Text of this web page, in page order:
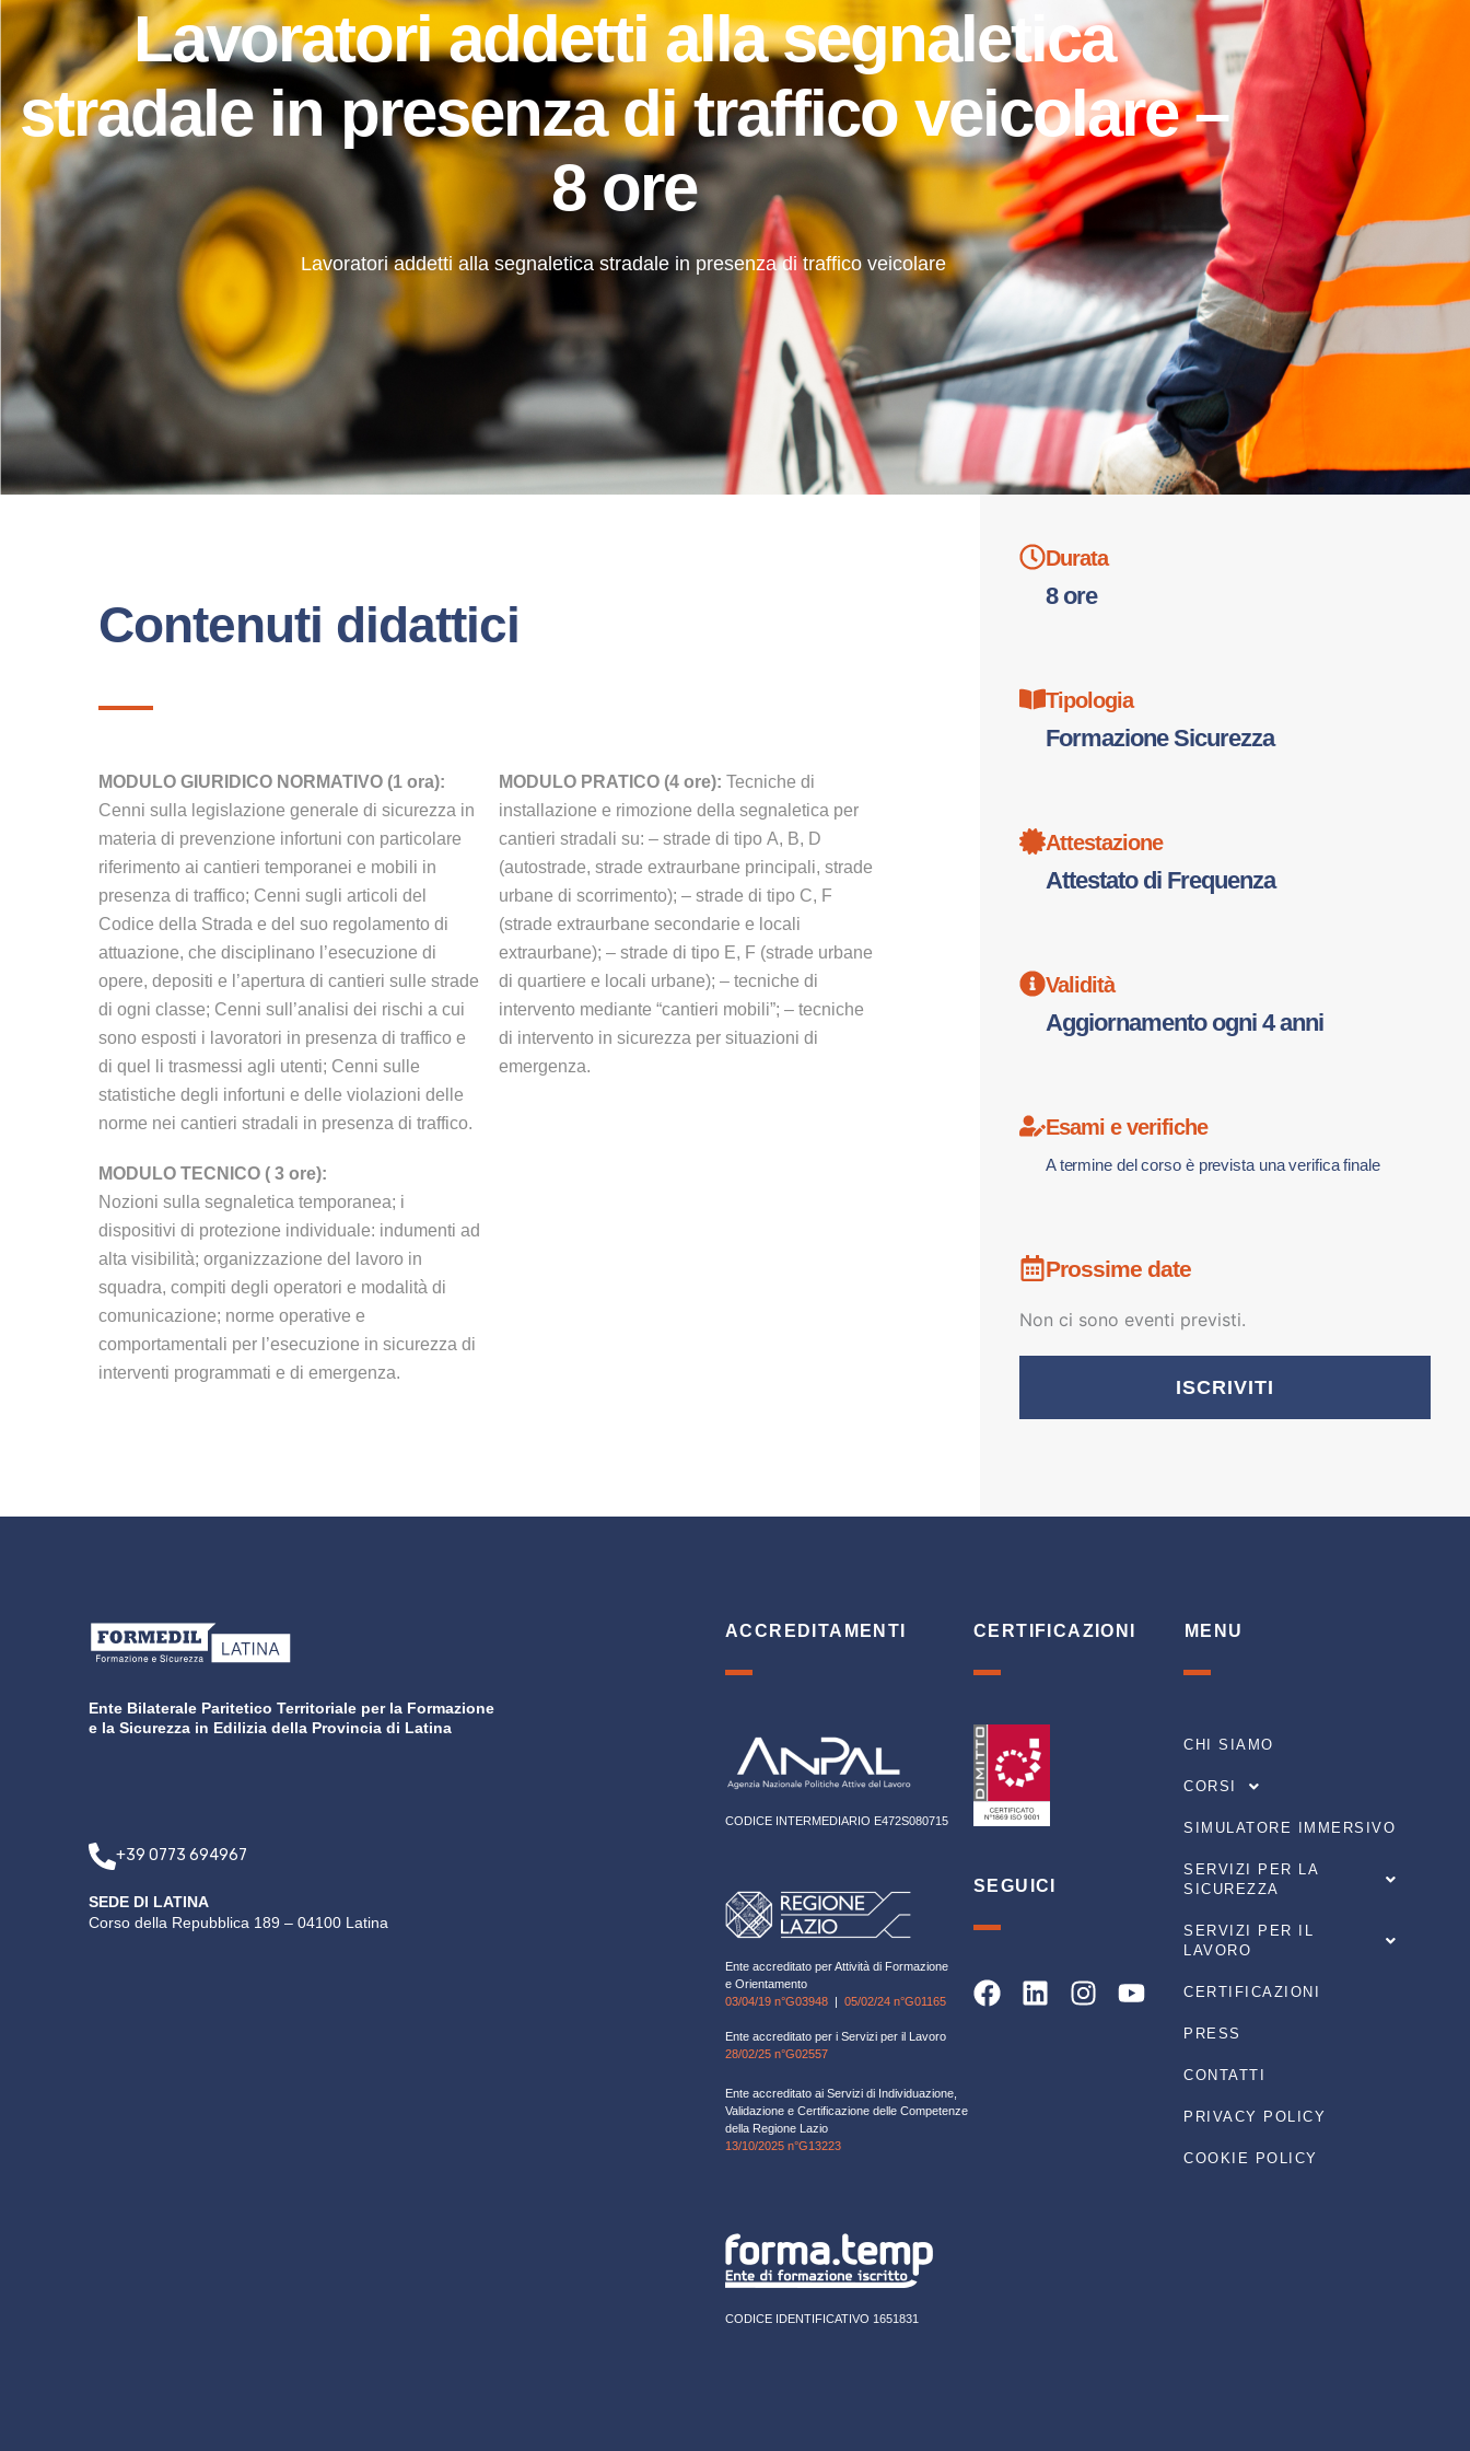
Lavoratori addetti alla segnaletica
stradale in presenza di traffico veicolare –
8 ore
Lavoratori addetti alla segnaletica stradale in presenza di traffico veicolare
Contenuti didattici
MODULO GIURIDICO NORMATIVO (1 ora):
Cenni sulla legislazione generale di sicurezza in
materia di prevenzione infortuni con particolare
riferimento ai cantieri temporanei e mobili in
presenza di traffico; Cenni sugli articoli del
Codice della Strada e del suo regolamento di
attuazione, che disciplinano l’esecuzione di
opere, depositi e l’apertura di cantieri sulle strade
di ogni classe; Cenni sull’analisi dei rischi a cui
sono esposti i lavoratori in presenza di traffico e
di quel li trasmessi agli utenti; Cenni sulle
statistiche degli infortuni e delle violazioni delle
norme nei cantieri stradali in presenza di traffico.
MODULO TECNICO ( 3 ore):
Nozioni sulla segnaletica temporanea; i
dispositivi di protezione individuale: indumenti ad
alta visibilità; organizzazione del lavoro in
squadra, compiti degli operatori e modalità di
comunicazione; norme operative e
comportamentali per l’esecuzione in sicurezza di
interventi programmati e di emergenza.
MODULO PRATICO (4 ore): Tecniche di
installazione e rimozione della segnaletica per
cantieri stradali su: – strade di tipo A, B, D
(autostrade, strade extraurbane principali, strade
urbane di scorrimento); – strade di tipo C, F
(strade extraurbane secondarie e locali
extraurbane); – strade di tipo E, F (strade urbane
di quartiere e locali urbane); – tecniche di
intervento mediante “cantieri mobili”; – tecniche
di intervento in sicurezza per situazioni di
emergenza.
Durata
8 ore
Tipologia
Formazione Sicurezza
Attestazione
Attestato di Frequenza
Validità
Aggiornamento ogni 4 anni
Esami e verifiche
A termine del corso è prevista una verifica finale
Prossime date
Non ci sono eventi previsti.
ISCRIVITI
Ente Bilaterale Paritetico Territoriale per la Formazione
e la Sicurezza in Edilizia della Provincia di Latina
+39 0773 694967
SEDE DI LATINA
Corso della Repubblica 189 – 04100 Latina
ACCREDITAMENTI
CODICE INTERMEDIARIO E472S080715
Ente accreditato per Attività di Formazione
e Orientamento
03/04/19 n°G03948 | 05/02/24 n°G01165
Ente accreditato per i Servizi per il Lavoro
28/02/25 n°G02557
Ente accreditato ai Servizi di Individuazione,
Validazione e Certificazione delle Competenze
della Regione Lazio
13/10/2025 n°G13223
CODICE IDENTIFICATIVO 1651831
CERTIFICAZIONI
SEGUICI
Facebook
Linkedin
Instagram
Youtube
MENU
CHI SIAMO
CORSI
SIMULATORE IMMERSIVO
SERVIZI PER LA
SICUREZZA
SERVIZI PER IL
LAVORO
CERTIFICAZIONI
PRESS
CONTATTI
PRIVACY POLICY
COOKIE POLICY